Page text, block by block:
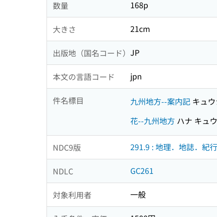
数量 168p
大きさ 21cm
出版地（国名コード） JP
本文の言語コード jpn
件名標目 九州地方--案内記 キュ
花--九州地方 ハナ キュ
NDC9版 291.9 : 地理．地誌．紀
NDLC GC261
対象利用者 一般